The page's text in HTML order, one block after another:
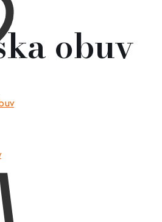
obuv